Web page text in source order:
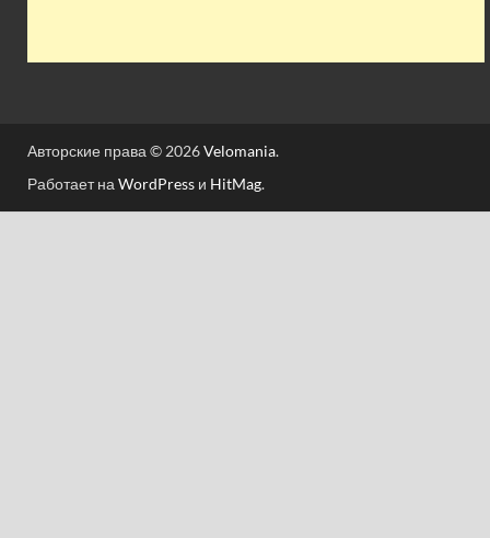
Авторские права © 2026Velomania.
Работает на WordPress и HitMag.